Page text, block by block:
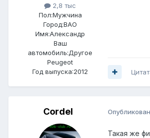
2,8 тыс
Пол:Мужчина
Город:ВАО
Имя:Александр
Ваш
автомобиль:Другое
Peugeot
Год выпуска:2012
Cordel
Такая же